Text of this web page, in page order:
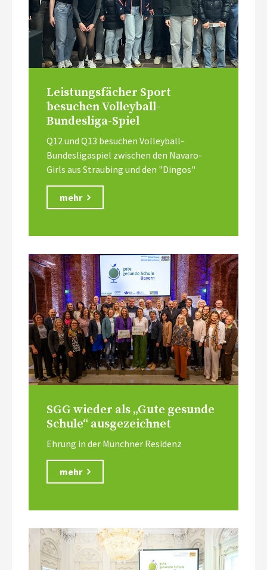
Leistungsfächer Sport
besuchen Volleyball-
Bundesliga-Spiel
Q12 und Q13 besuchen Volleyball-
Bundesligaspiel zwischen den Navaro-
Girls aus Straubing und den "Dingos"
mehr
SGG wieder als „Gute gesunde
Schule“ ausgezeichnet
Ehrung in der Münchner Residenz
mehr